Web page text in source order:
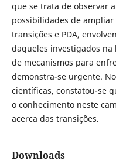
que se trata de observar
possibilidades de
transições e PDA,
daqueles investigados
de mecanismos para
demonstra-se urgente.
científicas, constatou-se
o conhecimento neste
acerca das transições.
Downloads